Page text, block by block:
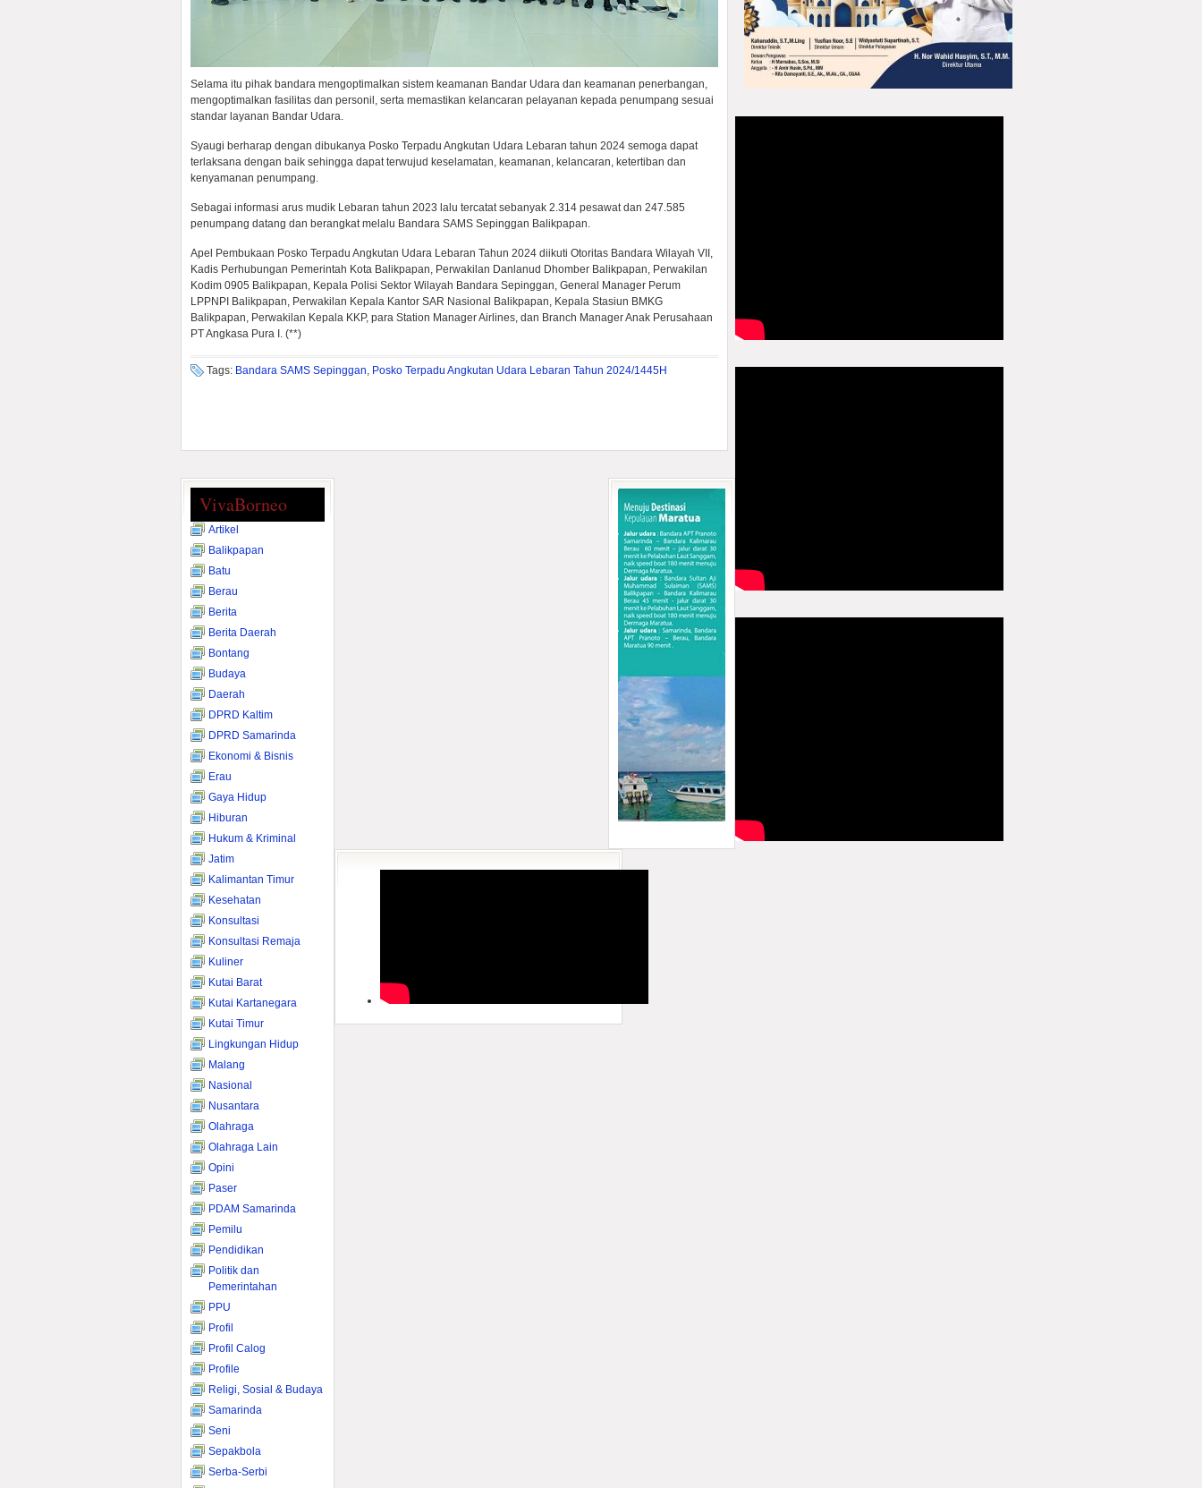
Selama itu pihak bandara mengoptimalkan sistem keamanan Bandar Udara dan keamanan penerbangan,
mengoptimalkan fasilitas dan personil, serta memastikan kelancaran pelayanan kepada penumpang sesuai
standar layanan Bandar Udara.
Syaugi berharap dengan dibukanya Posko Terpadu Angkutan Udara Lebaran tahun 2024 semoga dapat
terlaksana dengan baik sehingga dapat terwujud keselamatan, keamanan, kelancaran, ketertiban dan
kenyamanan penumpang.
Sebagai informasi arus mudik Lebaran tahun 2023 lalu tercatat sebanyak 2.314 pesawat dan 247.585
penumpang datang dan berangkat melalu Bandara SAMS Sepinggan Balikpapan.
Apel Pembukaan Posko Terpadu Angkutan Udara Lebaran Tahun 2024 diikuti Otoritas Bandara Wilayah VII,
Kadis Perhubungan Pemerintah Kota Balikpapan, Perwakilan Danlanud Dhomber Balikpapan, Perwakilan
Kodim 0905 Balikpapan, Kepala Polisi Sektor Wilayah Bandara Sepinggan, General Manager Perum
LPPNPI Balikpapan, Perwakilan Kepala Kantor SAR Nasional Balikpapan, Kepala Stasiun BMKG
Balikpapan, Perwakilan Kepala KKP, para Station Manager Airlines, dan Branch Manager Anak Perusahaan
PT Angkasa Pura I. (**)
Tags: Bandara SAMS Sepinggan, Posko Terpadu Angkutan Udara Lebaran Tahun 2024/1445H
VivaBorneo
Artikel
Balikpapan
Batu
Berau
Berita
Berita Daerah
Bontang
Budaya
Daerah
DPRD Kaltim
DPRD Samarinda
Ekonomi & Bisnis
Erau
Gaya Hidup
Hiburan
Hukum & Kriminal
Jatim
Kalimantan Timur
Kesehatan
Konsultasi
Konsultasi Remaja
Kuliner
Kutai Barat
Kutai Kartanegara
Kutai Timur
Lingkungan Hidup
Malang
Nasional
Nusantara
Olahraga
Olahraga Lain
Opini
Paser
PDAM Samarinda
Pemilu
Pendidikan
Politik dan
Pemerintahan
PPU
Profil
Profil Calog
Profile
Religi, Sosial & Budaya
Samarinda
Seni
Sepakbola
Serba-Serbi